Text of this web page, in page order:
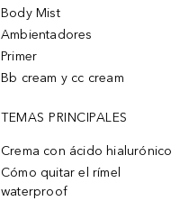
Body Mist
Ambientadores
Primer
Bb cream y cc cream
TEMAS PRINCIPALES
Crema con ácido hialurónico
Cómo quitar el rímel
waterproof